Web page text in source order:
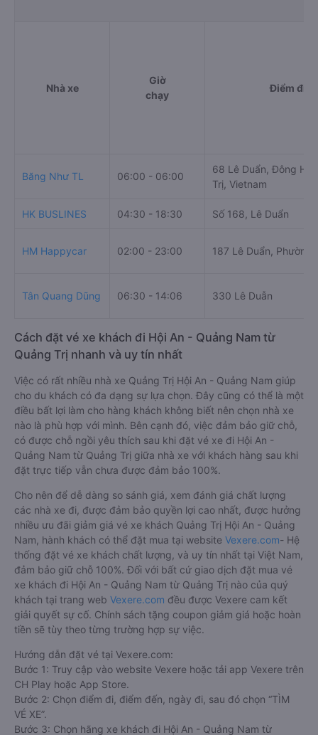
Nhà xe
Giờ
chạy
Điểm đi
Băng Như TL 06:00 - 06:00
68 Lê Duẩn, Đông Hà,
Trị, Vietnam
HK BUSLINES 04:30 - 18:30 Số 168, Lê Duẩn
HM Happycar 02:00 - 23:00 187 Lê Duẩn, Phường
Tân Quang Dũng 06:30 - 14:06 330 Lê Duẫn
Cách đặt vé xe khách đi Hội An - Quảng Nam từ
Quảng Trị nhanh và uy tín nhất
Việc có rất nhiều nhà xe Quảng Trị Hội An - Quảng Nam giúp
cho du khách có đa dạng sự lựa chọn. Đây cũng có thể là một
điều bất lợi làm cho hàng khách không biết nên chọn nhà xe
nào là phù hợp với mình. Bên cạnh đó, việc đảm bảo giữ chỗ,
có được chỗ ngồi yêu thích sau khi đặt vé xe đi Hội An -
Quảng Nam từ Quảng Trị giữa nhà xe với khách hàng sau khi
đặt trực tiếp vẫn chưa được đảm bảo 100%.
Cho nên để dễ dàng so sánh giá, xem đánh giá chất lượng
các nhà xe đi, được đảm bảo quyền lợi cao nhất, được hưởng
nhiều ưu đãi giảm giá vé xe khách Quảng Trị Hội An - Quảng
Nam, hành khách có thể đặt mua tại website Vexere.com- Hệ
thống đặt vé xe khách chất lượng, và uy tín nhất tại Việt Nam,
đảm bảo giữ chỗ 100%. Đối với bất cứ giao dịch đặt mua vé
xe khách đi Hội An - Quảng Nam từ Quảng Trị nào của quý
khách tại trang web Vexere.com đều được Vexere cam kết
giải quyết sự cố. Chính sách tặng coupon giảm giá hoặc hoàn
tiền sẽ tùy theo từng trường hợp sự việc.
Hướng dẫn đặt vé tại Vexere.com:
Bước 1: Truy cập vào website Vexere hoặc tải app Vexere trên
CH Play hoặc App Store.
Bước 2: Chọn điểm đi, điểm đến, ngày đi, sau đó chọn “TÌM
VÉ XE”.
Bước 3: Chọn hãng xe khách đi Hội An - Quảng Nam từ